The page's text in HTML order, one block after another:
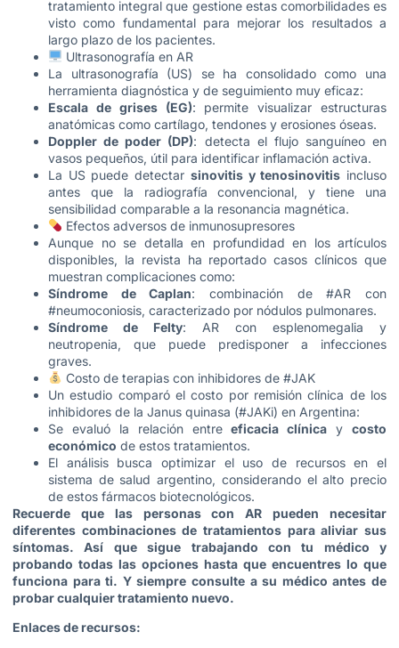
tratamiento integral que gestione estas comorbilidades es
visto como fundamental para mejorar los resultados a
largo plazo de los pacientes.
Ultrasonografía en AR
La ultrasonografía (US) se ha consolidado como una
herramienta diagnóstica y de seguimiento muy eficaz:
Escala de grises (EG): permite visualizar estructuras
anatómicas como cartílago, tendones y erosiones óseas.
Doppler de poder (DP): detecta el flujo sanguíneo en
vasos pequeños, útil para identificar inflamación activa.
La US puede detectar sinovitis y tenosinovitis incluso
antes que la radiografía convencional, y tiene una
sensibilidad comparable a la resonancia magnética.
Efectos adversos de inmunosupresores
Aunque no se detalla en profundidad en los artículos
disponibles, la revista ha reportado casos clínicos que
muestran complicaciones como:
Síndrome de Caplan: combinación de #AR con
#neumoconiosis, caracterizado por nódulos pulmonares.
Síndrome de Felty: AR con esplenomegalia y
neutropenia, que puede predisponer a infecciones
graves.
Costo de terapias con inhibidores de #JAK
Un estudio comparó el costo por remisión clínica de los
inhibidores de la Janus quinasa (#JAKi) en Argentina:
Se evaluó la relación entreeficacia clínica y costo
económico de estos tratamientos.
El análisis busca optimizar el uso de recursos en el
sistema de salud argentino, considerando el alto precio
de estos fármacos biotecnológicos.
Recuerde que las personas con AR pueden necesitar
diferentes combinaciones de tratamientos para aliviar sus
síntomas. Así que sigue trabajando con tu médico y
probando todas las opciones hasta que encuentres lo que
funciona para ti. Y siempre consulte a su médico antes de
probar cualquier tratamiento nuevo.
Enlaces de recursos: